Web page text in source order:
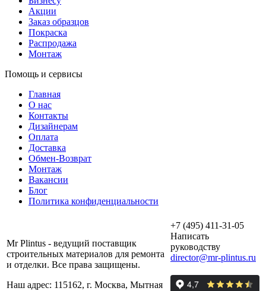
Акции
Заказ образцов
Покраска
Распродажа
Монтаж
Помощь и сервисы
Главная
О нас
Контакты
Дизайнерам
Оплата
Доставка
Обмен-Возврат
Монтаж
Вакансии
Блог
Политика конфиденциальности
Mr Plintus - ведущий поставщик
строительных материалов для ремонта
и отделки. Все права защищены.
Наш адрес: 115162, г. Москва, Мытная
+7 (495) 411-31-05
Написать
руководству
director@mr-plintus.ru